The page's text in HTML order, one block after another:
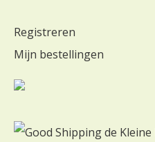
Registreren
Mijn bestellingen